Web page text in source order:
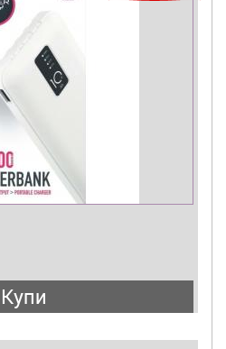
Купи